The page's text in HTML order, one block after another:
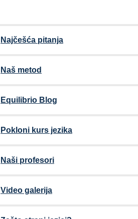
Najčešća pitanja
Naš metod
Equilibrio Blog
Pokloni kurs jezika
Naši profesori
Video galerija